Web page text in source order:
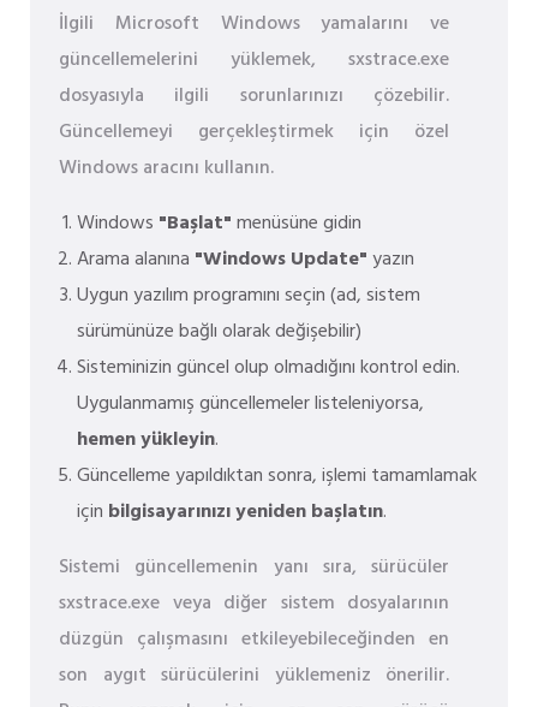
İlgili Microsoft Windows yamalarını ve
güncellemelerini yüklemek, sxstrace.exe
dosyasıyla ilgili sorunlarınızı çözebilir.
Güncellemeyi gerçekleştirmek için özel
Windows aracını kullanın.
Windows "Başlat"menüsüne gidin
Arama alanına "Windows Update"yazın
Uygun yazılım programını seçin (ad, sistem
sürümünüze bağlı olarak değişebilir)
Sisteminizin güncel olup olmadığını kontrol edin.
Uygulanmamış güncellemeler listeleniyorsa,
hemen yükleyin.
Güncelleme yapıldıktan sonra, işlemi tamamlamak
için bilgisayarınızı yeniden başlatın.
Sistemi güncellemenin yanı sıra, sürücüler
sxstrace.exe veya diğer sistem dosyalarının
düzgün çalışmasını etkileyebileceğinden en
son aygıt sürücülerini yüklemeniz önerilir.